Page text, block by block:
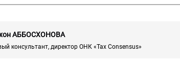
АББОСХОНОВА
консультант, директор ОНК «Tax Consensus»